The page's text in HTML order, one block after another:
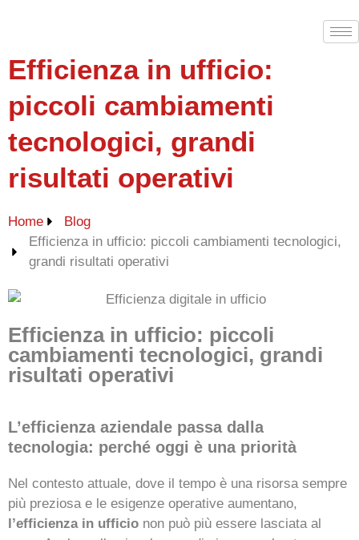
Efficienza in ufficio:
piccoli cambiamenti
tecnologici, grandi
risultati operativi
Home
Blog
Efficienza in ufficio: piccoli cambiamenti tecnologici,
grandi risultati operativi
Efficienza in ufficio: piccoli
cambiamenti tecnologici, grandi
risultati operativi
L’efficienza aziendale passa dalla
tecnologia: perché oggi è una priorità
Nel contesto attuale, dove il tempo è una risorsa sempre
più preziosa e le esigenze operative aumentano,
l’efficienza in ufficio non può più essere lasciata al